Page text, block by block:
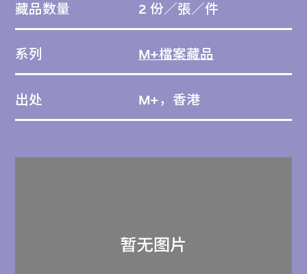
藏品数量 2 份／張／件
系列 M+檔案藏品
出处 M+，香港